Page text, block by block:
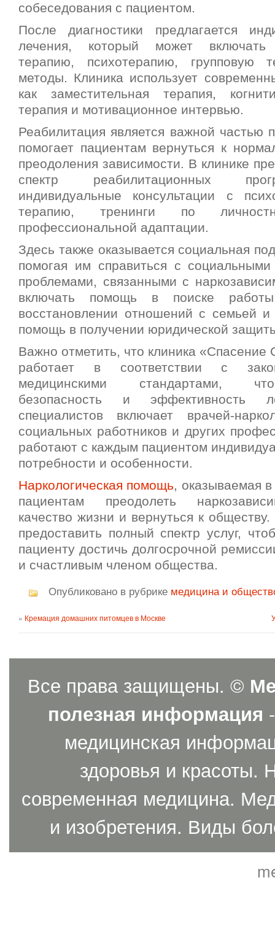
собеседования с пациентом.
После диагностики предлагается
лечения, который может включать
терапию, психотерапию, групповую
методы. Клиника использует
как заместительная терапия,
терапия и мотивационное интервью.
Реабилитация является важной частью
помогает пациентам вернуться к
преодоления зависимости. В клинике
спектр реабилитационных
индивидуальные консультации с
терапию, тренинги по
профессиональной адаптации.
Здесь также оказывается социальная
помогая им справиться с
проблемами, связанными с
включать помощь в поиске
восстановлении отношений с семьей
помощь в получении юридической
Важно отметить, что клиника «Спасение
работает в соответствии с
медицинскими стандартами,
безопасность и эффективность
специалистов включает врачей-
социальных работников и других
работают с каждым пациентом
потребности и особенности.
Наркологическая помощь, оказываемая в
пациентам преодолеть
качество жизни и вернуться к
предоставить полный спектр услуг,
пациенту достичь долгосрочной
и счастливым членом общества.
Опубликовано в рубрике медицина и
« Кремация домашних питомцев в Москве
Все права защищены. ©
полезная информация
медицинская
здоровья и красоты.
современная медицина.
и изобретения. Виды